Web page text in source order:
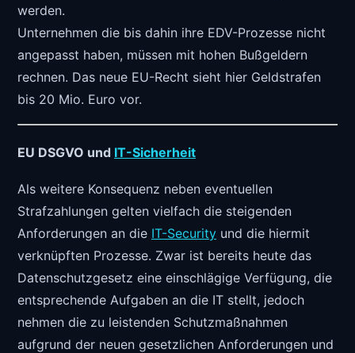
werden.
Unternehmen die bis dahin ihre EDV-Prozesse nicht
angepasst haben, müssen mit hohen Bußgeldern
rechnen. Das neue EU-Recht sieht hier Geldstrafen
bis 20 Mio. Euro vor.
EU DSGVO und IT-Sicherheit
Als weitere Konsequenz neben eventuellen
Strafzahlungen gelten vielfach die steigenden
Anforderungen an die IT-Security und die hiermit
verknüpften Prozesse. Zwar ist bereits heute das
Datenschutzgesetz eine einschlägige Verfügung, die
entsprechende Aufgaben an die IT stellt, jedoch
nehmen die zu leistenden Schutzmaßnahmen
aufgrund der neuen gesetzlichen Anforderungen und